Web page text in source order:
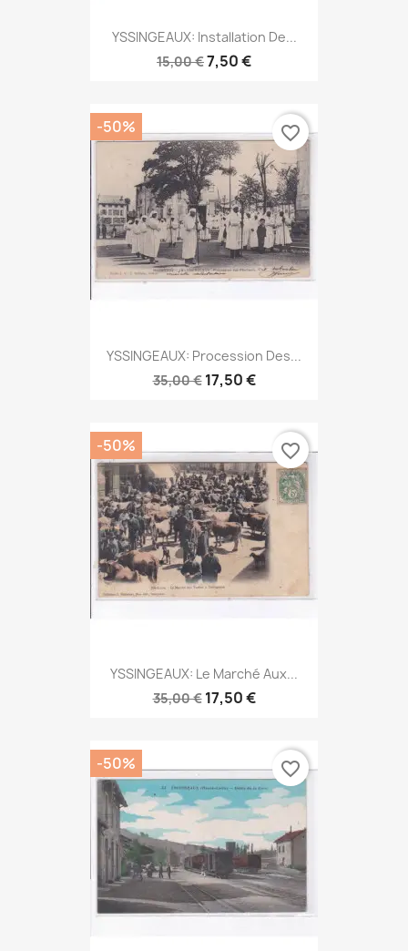
YSSINGEAUX: Installation De...
15,00 €7,50 €
YSSINGEAUX: Procession Des...
35,00 € 17,50 €
-50% favorite_border
YSSINGEAUX: Le Marché Aux...
35,00 € 17,50 €
-50% favorite_border
-50% favorite_border